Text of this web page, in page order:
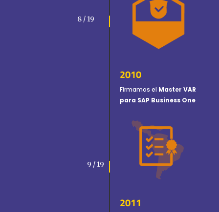
8 / 19
2010
Firmamos el Master VAR
para SAP Business One
2011
9 / 19